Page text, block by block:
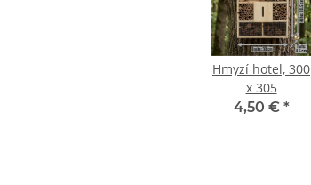
Hmyzí hotel, 300
x 305
4,50 € *